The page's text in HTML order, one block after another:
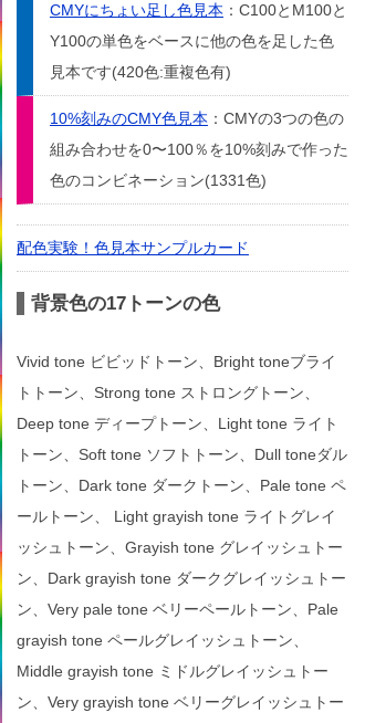
CMYにちょい足し色見本 ：C100とM100と
Y100の単色をベースに他の色を足した色
見本です(420色:重複色有)
10%刻みのCMY色見本 ：CMYの3つの色の
組み合わせを0〜100％を10%刻みで作った
色のコンビネーション(1331色)
配色実験！色見本サンプルカード
背景色の17トーンの色
Vivid tone ビビッドトーン、Bright toneブライ
トトーン、Strong tone ストロングトーン、
Deep tone ディープトーン、Light tone ライト
トーン、Soft tone ソフトトーン、Dull toneダル
トーン、Dark tone ダークトーン、Pale tone ペ
ールトーン、 Light grayish tone ライトグレイ
ッシュトーン、Grayish tone グレイッシュトー
ン、Dark grayish tone ダークグレイッシュトー
ン、Very pale tone ベリーペールトーン、Pale
grayish tone ペールグレイッシュトーン、
Middle grayish tone ミドルグレイッシュトー
ン、Very grayish tone ベリーグレイッシュトー